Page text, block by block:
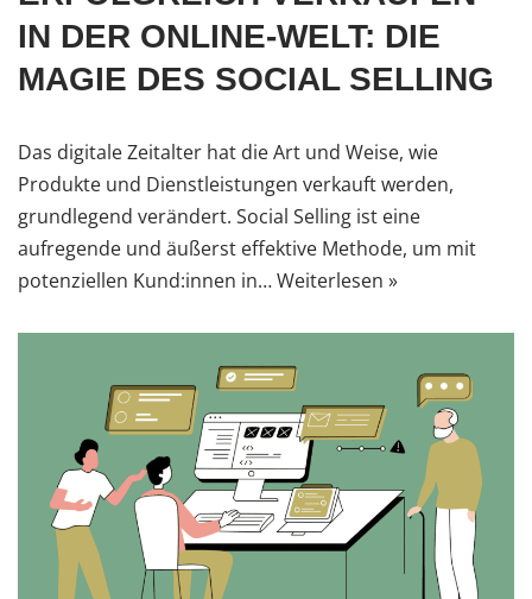
IN DER ONLINE-WELT: DIE
MAGIE DES SOCIAL SELLING
Das digitale Zeitalter hat die Art und Weise, wie
Produkte und Dienstleistungen verkauft werden,
grundlegend verändert. Social Selling ist eine
aufregende und äußerst effektive Methode, um mit
potenziellen Kund:innen in…Weiterlesen »